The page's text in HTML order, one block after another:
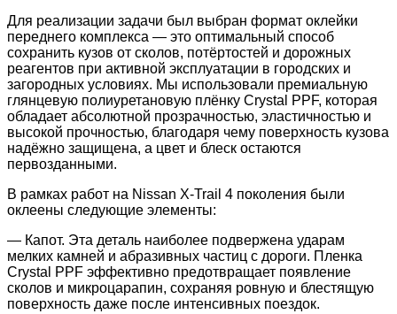
Для реализации задачи был выбран формат оклейки
переднего комплекса — это оптимальный способ
сохранить кузов от сколов, потёртостей и дорожных
реагентов при активной эксплуатации в городских и
загородных условиях. Мы использовали премиальную
глянцевую полиуретановую плёнку Crystal PPF, которая
обладает абсолютной прозрачностью, эластичностью и
высокой прочностью, благодаря чему поверхность кузова
надёжно защищена, а цвет и блеск остаются
первозданными.
В рамках работ на Nissan X-Trail 4 поколения были
оклеены следующие элементы:
— Капот. Эта деталь наиболее подвержена ударам
мелких камней и абразивных частиц с дороги. Пленка
Crystal PPF эффективно предотвращает появление
сколов и микроцарапин, сохраняя ровную и блестящую
поверхность даже после интенсивных поездок.